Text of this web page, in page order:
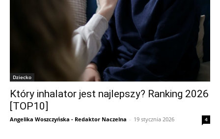
Dziecko
Który inhalator jest najlepszy? Ranking 2026
[TOP10]
Angelika Woszczyńska - Redaktor Naczelna - 19 stycznia 2026 4